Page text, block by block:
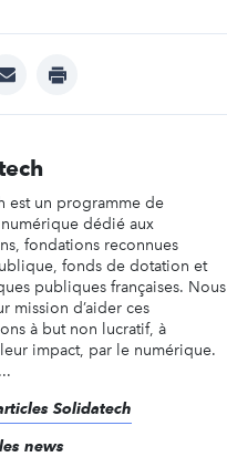
mail print
est un programme de
dédié aux
fondations reconnues
fonds de dotation et
publiques françaises. Nous
mission d’aider ces
à but non lucratif, à
impact, par le numérique.
Solidatech
news